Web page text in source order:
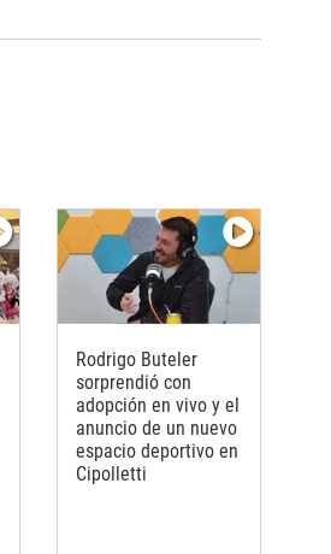
Rodrigo Buteler
sorprendió con
adopción en vivo y el
anuncio de un nuevo
espacio deportivo en
Cipolletti